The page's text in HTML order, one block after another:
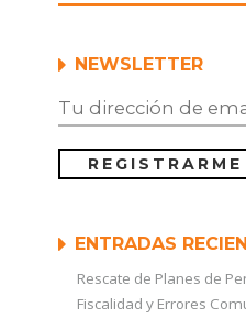
NEWSLETTER
ENTRADAS
Rescate de Planes de
Fiscalidad y Errores